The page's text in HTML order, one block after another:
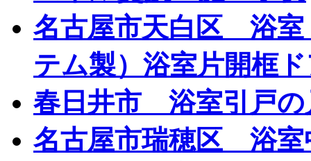
名古屋市天白区 浴
テム製）浴室片開框
春日井市 浴室引戸
名古屋市瑞穂区 浴